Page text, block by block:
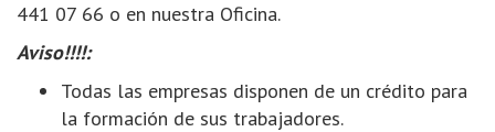
441 07 66 o en nuestra Oficina.
Aviso!!!!:
Todas las empresas disponen de un crédito para
la formación de sus trabajadores.